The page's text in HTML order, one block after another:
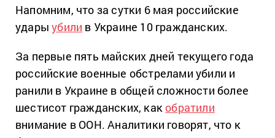
Напомним, что за сутки 6 мая российские
ударыубили в Украине 10 гражданских.
За первые пять майских дней текущего года
российские военные обстрелами убили и
ранили в Украине в общей сложности более
шестисот гражданских, как обратили
внимание в ООН. Аналитики говорят, что к